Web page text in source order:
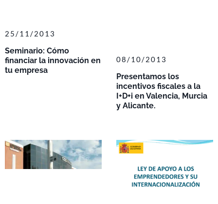
Seminario: Cómo
financiar la innovación en
tu empresa
25/11/2013
Presentamos los
incentivos fiscales a la
I+D+i en Valencia, Murcia
y Alicante.
08/10/2013